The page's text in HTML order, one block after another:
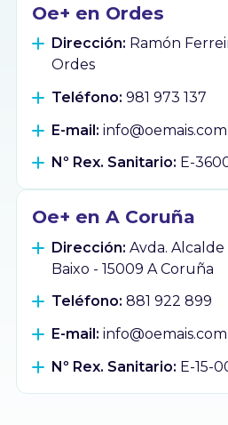
Oe+ en Ordes
Dirección: Ramón
Ordes
Teléfono: 981 973 137
E-mail: info@oemais.com
Nº Rex. Sanitario: E-
Oe+ en A Coruña
Dirección: Avda. Alcalde
Baixo - 15009 A Coruña
Teléfono: 881 922 899
E-mail: info@oemais.com
Nº Rex. Sanitario: E-15-